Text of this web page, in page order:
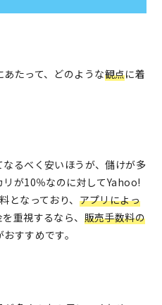
たって、どのような観点に着
るべく安いほうが、儲けが多
が10％なのに対してYahoo!
となっており、 アプリによっ
重視するなら、 販売手数料の
すすめです。